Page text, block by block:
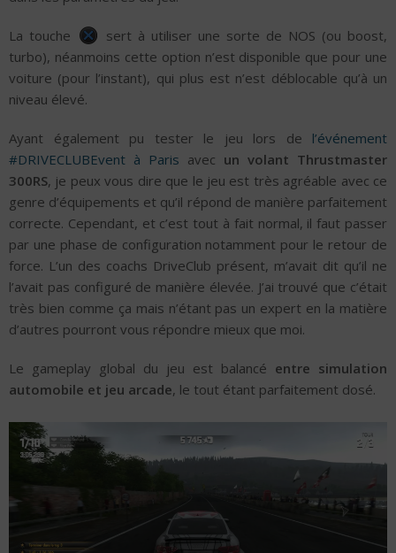
La touche
sert à utiliser une sorte de NOS (ou boost,
turbo), néanmoins cette option n’est disponible que pour une
voiture (pour l’instant), qui plus est n’est déblocable qu’à un
niveau élevé.
Ayant également pu tester le jeu lors de l’événement
#DRIVECLUBEvent à Paris avec un volant Thrustmaster
300RS, je peux vous dire que le jeu est très agréable avec ce
genre d’équipements et qu’il répond de manière parfaitement
correcte. Cependant, et c’est tout à fait normal, il faut passer
par une phase de configuration notamment pour le retour de
force. L’un des coachs DriveClub présent, m’avait dit qu’il ne
l’avait pas configuré de manière élevée. J’ai trouvé que c’était
très bien comme ça mais n’étant pas un expert en la matière
d’autres pourront vous répondre mieux que moi.
Le gameplay global du jeu est balancé entre simulation
automobile et jeu arcade, le tout étant parfaitement dosé.